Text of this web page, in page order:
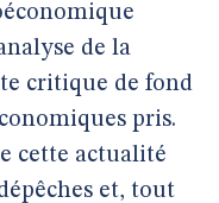
de la
critique de fond
pris.
cette actualité
et, tout